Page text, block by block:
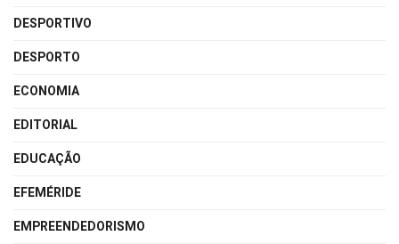
DESPORTIVO
DESPORTO
ECONOMIA
EDITORIAL
EDUCAÇÃO
EFEMÉRIDE
EMPREENDEDORISMO